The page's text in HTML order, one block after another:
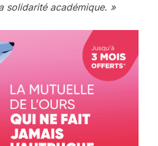
solidarité académique. »